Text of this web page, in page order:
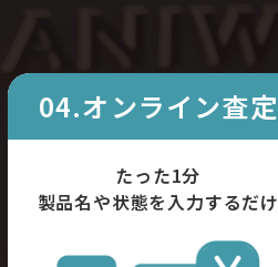
04.オンライン査定
たった1分
製品名や状態を入力するだけ